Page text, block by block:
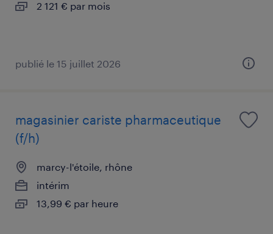
2 121 € par mois
publié le 15 juillet 2026
magasinier cariste pharmaceutique
(f/h)
marcy-l'étoile, rhône
intérim
13,99 € par heure